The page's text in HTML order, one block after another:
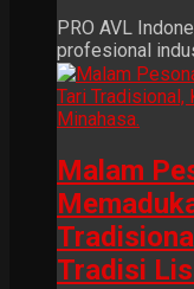
PRO AVL
profesional
Malam
Tradisi